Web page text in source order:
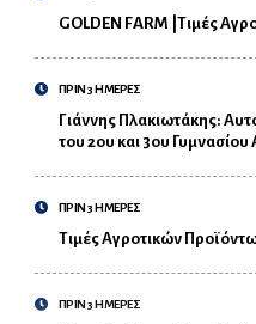
GOLDEN FARM |Τιμές
ΠΡΙΝ 3 ΗΜΕΡΕΣ
Γιάννης Πλακιωτάκης:
του 2ου και 3ου Γυμνασίου
ΠΡΙΝ 3 ΗΜΕΡΕΣ
Τιμές Αγροτικών
ΠΡΙΝ 3 ΗΜΕΡΕΣ